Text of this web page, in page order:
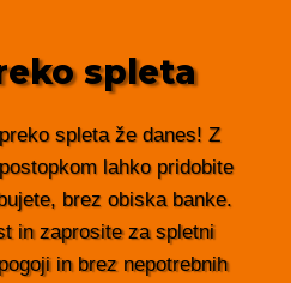
spleta
spleta že danes! Z
lahko pridobite
brez obiska banke.
in zaprosite za spletni
in brez nepotrebnih